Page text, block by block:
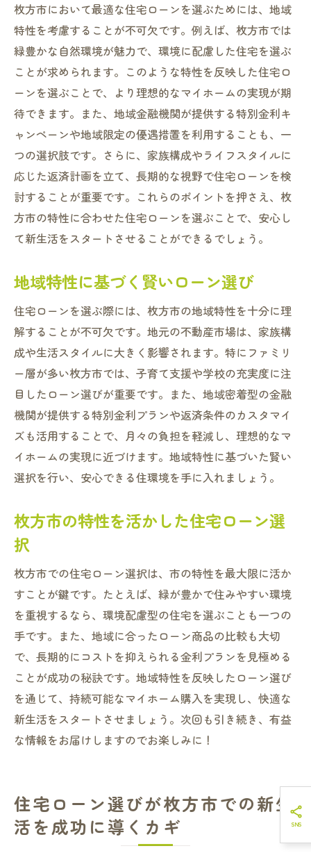
枚方市において最適な住宅ローンを選ぶためには、地域
特性を考慮することが不可欠です。例えば、枚方市では
緑豊かな自然環境が魅力で、環境に配慮した住宅を選ぶ
ことが求められます。このような特性を反映した住宅ロ
ーンを選ぶことで、より理想的なマイホームの実現が期
待できます。また、地域金融機関が提供する特別金利キ
ャンペーンや地域限定の優遇措置を利用することも、一
つの選択肢です。さらに、家族構成やライフスタイルに
応じた返済計画を立て、長期的な視野で住宅ローンを検
討することが重要です。これらのポイントを押さえ、枚
方市の特性に合わせた住宅ローンを選ぶことで、安心し
て新生活をスタートさせることができるでしょう。
地域特性に基づく賢いローン選び
住宅ローンを選ぶ際には、枚方市の地域特性を十分に理
解することが不可欠です。地元の不動産市場は、家族構
成や生活スタイルに大きく影響されます。特にファミリ
ー層が多い枚方市では、子育て支援や学校の充実度に注
目したローン選びが重要です。また、地域密着型の金融
機関が提供する特別金利プランや返済条件のカスタマイ
ズも活用することで、月々の負担を軽減し、理想的なマ
イホームの実現に近づけます。地域特性に基づいた賢い
選択を行い、安心できる住環境を手に入れましょう。
枚方市の特性を活かした住宅ローン選
択
枚方市での住宅ローン選択は、市の特性を最大限に活か
すことが鍵です。たとえば、緑が豊かで住みやすい環境
を重視するなら、環境配慮型の住宅を選ぶことも一つの
手です。また、地域に合ったローン商品の比較も大切
で、長期的にコストを抑えられる金利プランを見極める
ことが成功の秘訣です。地域特性を反映したローン選び
を通じて、持続可能なマイホーム購入を実現し、快適な
新生活をスタートさせましょう。次回も引き続き、有益
な情報をお届けしますのでお楽しみに！
住宅ローン選びが枚方市での新生
活を成功に導くカギ